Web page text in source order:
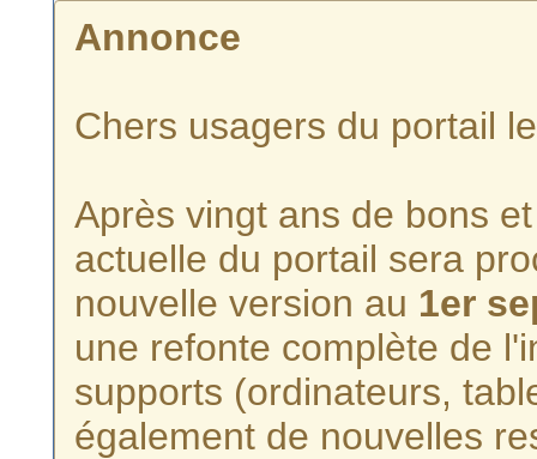
Annonce
Chers usagers du portail
Après vingt ans de bons
actuelle du portail sera
nouvelle version au 1er
une refonte complète de
supports (ordinateurs,
également de nouvelles